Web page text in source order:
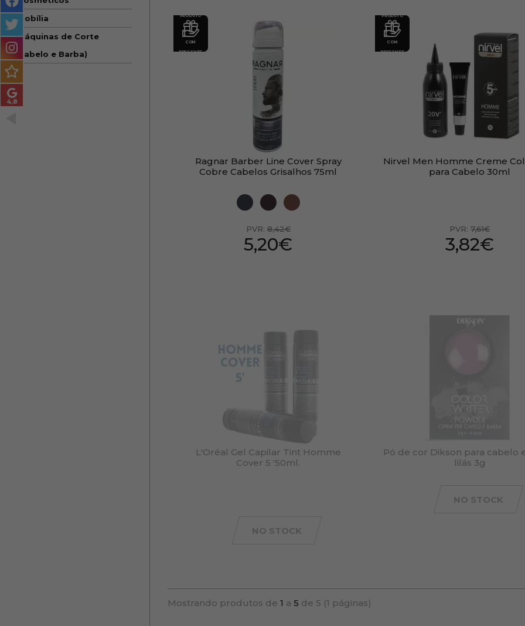
MASCULINO
MÉTODO
ENCARACOLADO
Mobília
Máquinas de Corte
(Cabelo e Barba)
PRODUTO
COM
PRESENTE
Ragnar Barber Line Cover Spray
Cobre Cabelos Grisalhos 75ml
PVR: 8,42€
5,20€
PRODUTO
COM
PRESENTE
Nirvel Men Homme Creme
para Cabelo 30ml
PVR:7,61€
3,82€
L'Oréal Gel Capilar Tint Homme
Cover 5 '50ml.
NO STOCK
Pó de cor Dikson para cabelo
lilás 3g
NO STOCK
Mostrando produtos de 1 a 5 de 5 (1 páginas)